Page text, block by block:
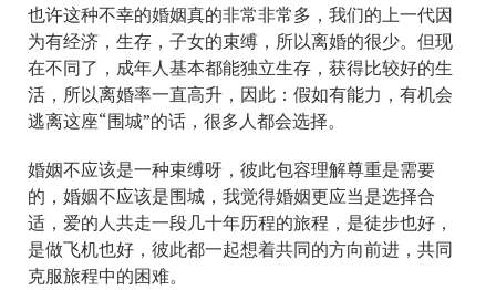
也许这种不幸的婚姻真的非常非常多，我们的上一代因
为有经济，生存，子女的束缚，所以离婚的很少。但现
在不同了，成年人基本都能独立生存，获得比较好的生
活，所以离婚率一直高升，因此：假如有能力，有机会
逃离这座“围城”的话，很多人都会选择。
婚姻不应该是一种束缚呀，彼此包容理解尊重是需要
的，婚姻不应该是围城，我觉得婚姻更应当是选择合
适，爱的人共走一段几十年历程的旅程，是徒步也好，
是做飞机也好，彼此都一起想着共同的方向前进，共同
克服旅程中的困难。